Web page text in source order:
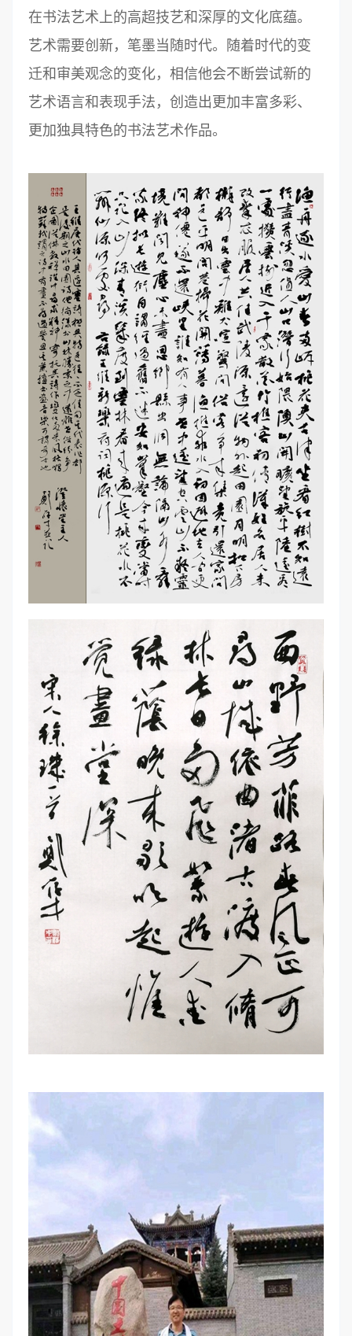
在书法艺术上的高超技艺和深厚的文化底蕴。
艺术需要创新，笔墨当随时代。随着时代的变
迁和审美观念的变化，相信他会不断尝试新的
艺术语言和表现手法，创造出更加丰富多彩、
更加独具特色的书法艺术作品。